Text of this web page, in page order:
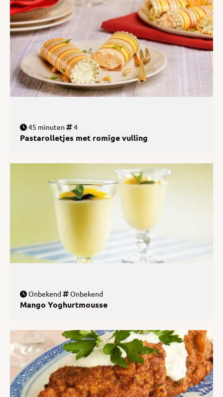
45 minuten 4
Pastarolletjes met romige vulling
Onbekend Onbekend
Mango Yoghurtmousse